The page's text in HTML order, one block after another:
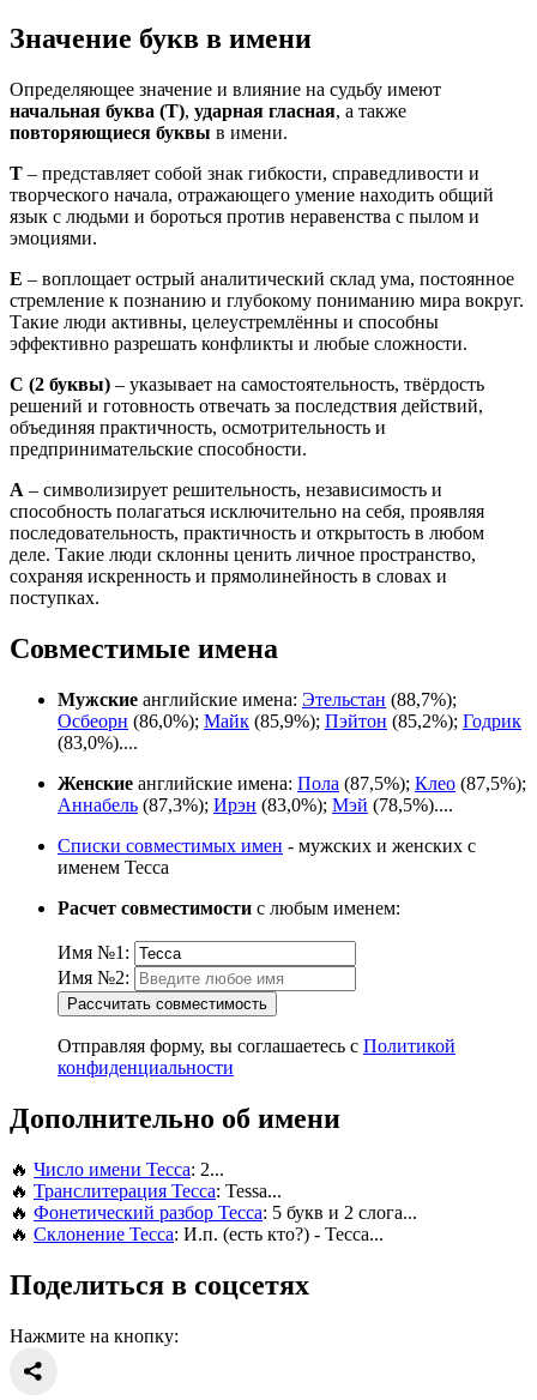
Значение букв в имени
Определяющее значение и влияние на судьбу имеют
начальная буква (Т), ударная гласная, а также
повторяющиеся буквы в имени.
Т – представляет собой знак гибкости, справедливости и
творческого начала, отражающего умение находить общий
язык с людьми и бороться против неравенства с пылом и
эмоциями.
Е – воплощает острый аналитический склад ума, постоянное
стремление к познанию и глубокому пониманию мира вокруг.
Такие люди активны, целеустремлённы и способны
эффективно разрешать конфликты и любые сложности.
С (2 буквы) – указывает на самостоятельность, твёрдость
решений и готовность отвечать за последствия действий,
объединяя практичность, осмотрительность и
предпринимательские способности.
А – символизирует решительность, независимость и
способность полагаться исключительно на себя, проявляя
последовательность, практичность и открытость в любом
деле. Такие люди склонны ценить личное пространство,
сохраняя искренность и прямолинейность в словах и
поступках.
Совместимые имена
Мужские английские имена: Этельстан (88,7%);
Осбеорн (86,0%); Майк (85,9%); Пэйтон (85,2%); Годрик
(83,0%)....
Женские английские имена: Пола (87,5%); Клео (87,5%);
Аннабель (87,3%); Ирэн (83,0%); Мэй (78,5%)....
Списки совместимых имен - мужских и женских с
именем Тесса
Расчет совместимости с любым именем:
Имя №1:
Имя №2:
Рассчитать совместимость
Отправляя форму, вы соглашаетесь с Политикой
конфиденциальности
Дополнительно об имени
🔥 Число имени Тесса: 2...
🔥 Транслитерация Тесса: Tessa...
🔥 Фонетический разбор Тесса: 5 букв и 2 слога...
🔥 Склонение Тесса: И.п. (есть кто?) - Тесса...
Поделиться в соцсетях
Нажмите на кнопку: